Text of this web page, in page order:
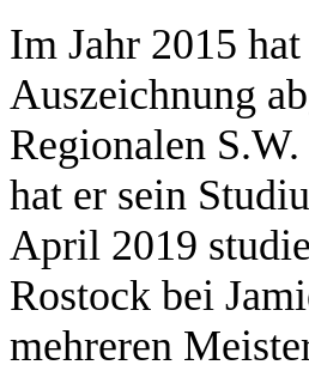
Im Jahr 2015
Auszeichnung
Regionalen
hat er sein
April 2019
Rostock bei
mehreren